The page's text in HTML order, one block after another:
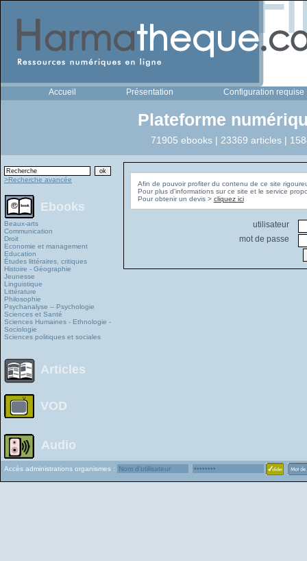
Accueil Présentation Configuration requise
Plateforme
71905 ebooks | 23369 articles |
>Recherche avancée
Ebooks
Beaux-arts
Communication
Droit
Economie et management
Education
Études littéraires, critiques
Histoire - Géographie
Jeunesse
Linguistique
Littérature
Philosophie
Psychanalyse – Psychologie
Sciences et Santé
Sciences Humaines - Ethnologie -
Sociologie
Sciences politiques et sociales
Articles
VOD
Audio
Afin de pouvoir profiter du contenu de ce site
Pour plus d'informations sur ce site et le service
Pour obtenir un devis > cliquez ici
utilisateur
mot de passe
Accès administrations organismes :